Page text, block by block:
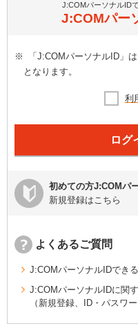
J:COMパーソナルID
J:COMパー
※
「J:COMパーソナルID」
となります。
利
ログ
初めての方J:COMパ
新規登録はこちら
よくあるご質問
J:COMパーソナルIDでき
J:COMパーソナルIDに関
（新規登録、ID・パスワ